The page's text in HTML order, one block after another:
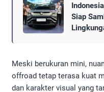
Siap
Meski berukuran mini,
offroad tetap terasa kuat
dan karakter visual yang